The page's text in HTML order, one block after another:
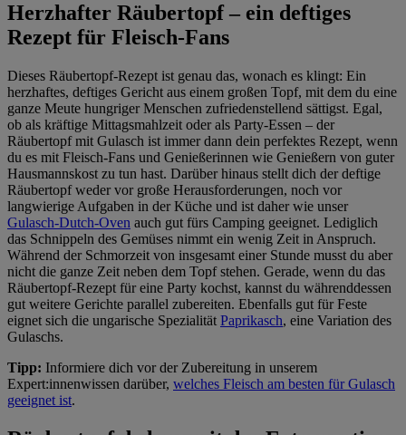
Herzhafter Räubertopf – ein deftiges
Rezept für Fleisch-Fans
Dieses Räubertopf-Rezept ist genau das, wonach es klingt: Ein
herzhaftes, deftiges Gericht aus einem großen Topf, mit dem du eine
ganze Meute hungriger Menschen zufriedenstellend sättigst. Egal,
ob als kräftige Mittagsmahlzeit oder als Party-Essen – der
Räubertopf mit Gulasch ist immer dann dein perfektes Rezept, wenn
du es mit Fleisch-Fans und Genießerinnen wie Genießern von guter
Hausmannskost zu tun hast. Darüber hinaus stellt dich der deftige
Räubertopf weder vor große Herausforderungen, noch vor
langwierige Aufgaben in der Küche und ist daher wie unser
Gulasch-Dutch-Oven auch gut fürs Camping geeignet. Lediglich
das Schnippeln des Gemüses nimmt ein wenig Zeit in Anspruch.
Während der Schmorzeit von insgesamt einer Stunde musst du aber
nicht die ganze Zeit neben dem Topf stehen. Gerade, wenn du das
Räubertopf-Rezept für eine Party kochst, kannst du währenddessen
gut weitere Gerichte parallel zubereiten. Ebenfalls gut für Feste
eignet sich die ungarische Spezialität Paprikasch, eine Variation des
Gulaschs.
Tipp: Informiere dich vor der Zubereitung in unserem
Expert:innenwissen darüber, welches Fleisch am besten für Gulasch
geeignet ist.